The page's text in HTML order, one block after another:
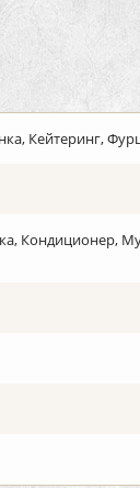
Кейтеринг,
Кондиционер,